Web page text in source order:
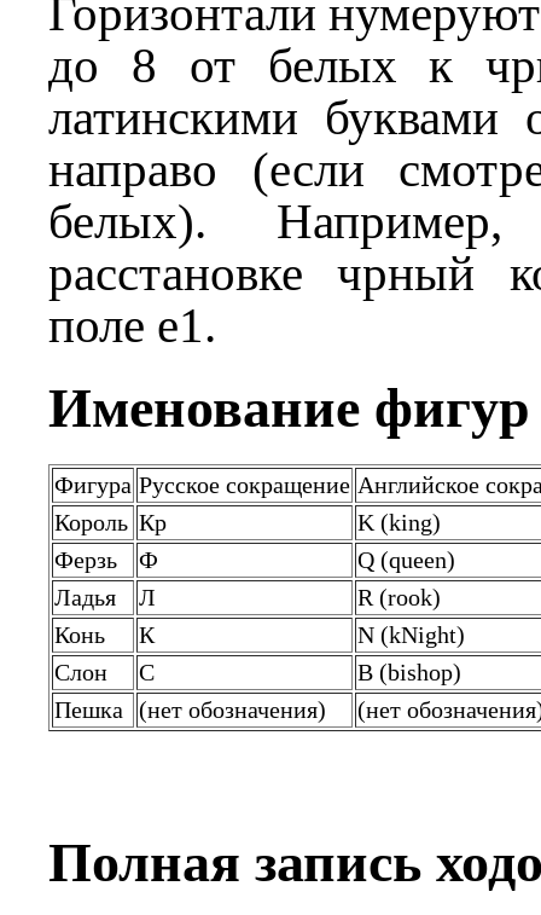
Горизонтали
до 8 от белых к
латинскими буквами
направо (если
белых).
расстановке чрный
поле e1.
Именование фигур
Фигура Русское сокращение Английское
Король Кр
K (king)
Ферзь
Ф
Q (queen)
Ладья
Л
R (rook)
Конь
К
N (kNight)
Слон
С
B (bishop)
Пешка
(нет обозначения) (нет
Полная запись